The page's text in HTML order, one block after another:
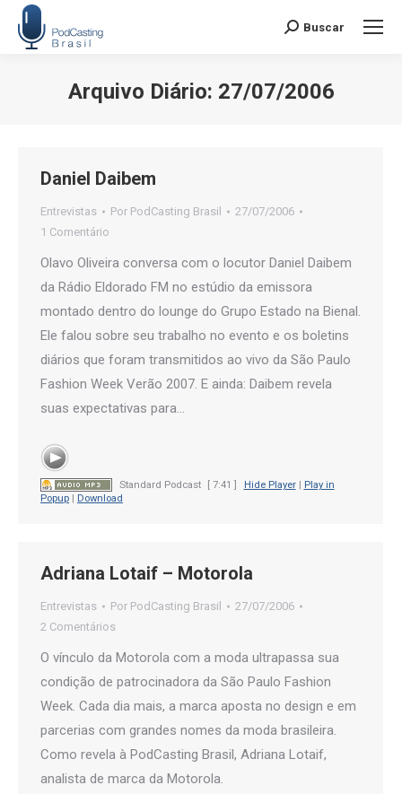
Search:
Buscar
Arquivo Diário: 27/07/2006
Daniel Daibem
Entrevistas Por PodCasting Brasil
27/07/2006
1 Comentário
Olavo Oliveira conversa com o locutor Daniel Daibem
da Rádio Eldorado FM no estúdio da emissora
montado dentro do lounge do Grupo Estado na Bienal.
Ele falou sobre seu trabalho no evento e os boletins
diários que foram transmitidos ao vivo da São Paulo
Fashion Week Verão 2007. E ainda: Daibem revela
suas expectativas para…
Standard Podcast [ 7:41 ] Hide Player| Play in
Popup
Download
Adriana Lotaif – Motorola
Entrevistas Por PodCasting Brasil
27/07/2006
2 Comentários
O vínculo da Motorola com a moda ultrapassa sua
condição de patrocinadora da São Paulo Fashion
Week. Cada dia mais, a marca aposta no design e em
parcerias com grandes nomes da moda brasileira.
Como revela à PodCasting Brasil, Adriana Lotaif,
analista de marca da Motorola.